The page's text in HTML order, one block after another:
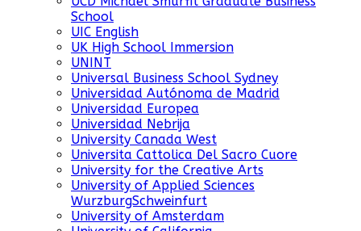
School
UIC English
UK High School Immersion
UNINT
Universal Business School Sydney
Universidad Autónoma de Madrid
Universidad Europea
Universidad Nebrija
University Canada West
Universita Cattolica Del Sacro Cuore
University for the Creative Arts
University of Applied Sciences
WurzburgSchweinfurt
University of Amsterdam